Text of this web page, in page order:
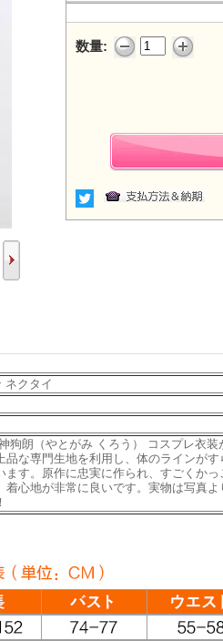
数量:
ネクタイ
狗朗（やとがみ くろう） コスプレ衣
品な専門生地を利用し、体のラインが
ます。原作に忠実に作られ、すごくか
着心地が非常に良いです。実物は写真